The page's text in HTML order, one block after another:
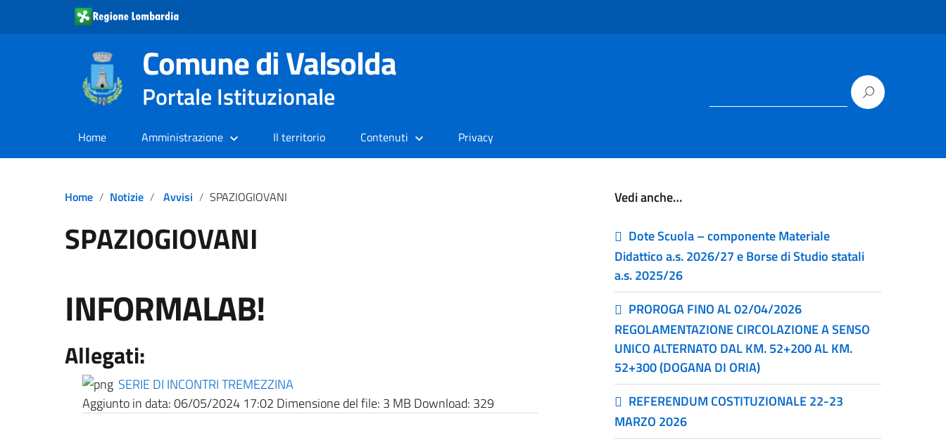
Comune di Valsolda
Portale Istituzionale
Home Amministrazione Il territorio Contenuti Privacy
Home Notizie Avvisi SPAZIOGIOVANI
SPAZIOGIOVANI
INFORMALAB!
Allegati:
SERIE DI INCONTRI TREMEZZINA
Aggiunto in data:06/05/2024 17:02 Dimensione del file: 3 MB Download: 329
Vedi anche…
Dote Scuola – componente Materiale
Didattico a.s. 2026/27 e Borse di Studio statali
a.s. 2025/26
PROROGA FINO AL 02/04/2026
REGOLAMENTAZIONE CIRCOLAZIONE A SENSO
UNICO ALTERNATO DAL KM. 52+200 AL KM.
52+300 (DOGANA DI ORIA)
REFERENDUM COSTITUZIONALE 22-23
MARZO 2026